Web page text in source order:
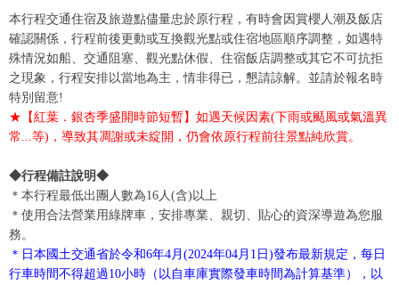
本行程交通住宿及旅遊點儘量忠於原行程，有時會因賞櫻人潮及飯店
確認關係，行程前後更動或互換觀光點或住宿地區順序調整，如遇特
殊情況如船、交通阻塞、觀光點休假、住宿飯店調整或其它不可抗拒
之現象，行程安排以當地為主，情非得已，懇請諒解。並請於報名時
特別留意!
★【紅葉．銀杏季盛開時節短暫】如遇天候因素(下雨或颳風或氣溫異
常...等)，導致其凋謝或未綻開，仍會依原行程前往景點純欣賞。
◆行程備註說明◆
＊本行程最低出團人數為16人(含)以上
＊使用合法營業用綠牌車，安排專業、親切、貼心的資深導遊為您服
務。
＊日本國土交通省於令和6年4月(2024年04月1日)發布最新規定，每日
行車時間不得超過10小時（以自車庫實際發車時間為計算基準），以